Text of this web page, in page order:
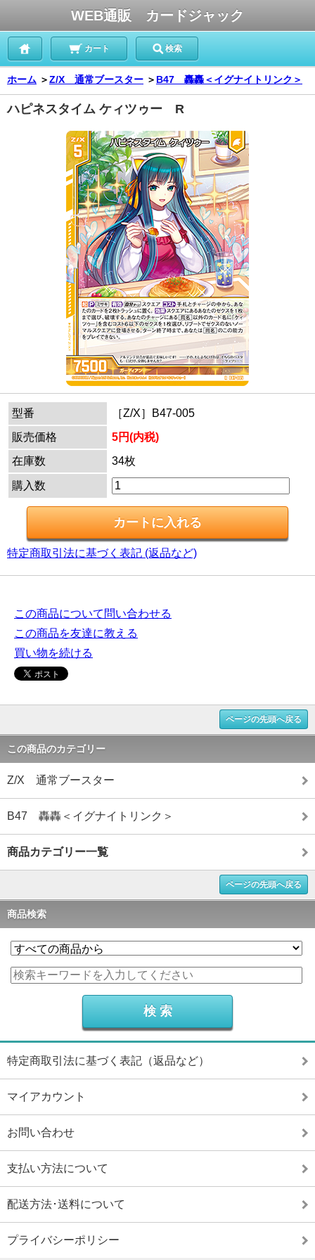
WEB通販 カードジャック
カート 検索
ホーム ＞Z/X 通常ブースター ＞ B47 轟轟＜イグナイトリンク＞
ハピネスタイム ケィツゥー R
型番
［Z/X］B47-005
販売価格
5円(内税)
在庫数
34枚
購入数
特定商取引法に基づく表記 (返品など)
この商品について問い合わせる
この商品を友達に教える
買い物を続ける
ページの先頭へ戻る
この商品のカテゴリー
Z/X 通常ブースター
B47 轟轟＜イグナイトリンク＞
商品カテゴリー一覧
ページの先頭へ戻る
商品検索
特定商取引法に基づく表記（返品など）
マイアカウント
お問い合わせ
支払い方法について
配送方法･送料について
プライバシーポリシー